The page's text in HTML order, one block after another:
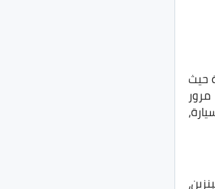
حيث
سيارة، ثم وحدة مرور
743 سيارة، اما منفذ مرور السلوم 5080 سيارة، منفذ مرور طابا 692 سيارة،
مركبة تعمل بالبنزين،